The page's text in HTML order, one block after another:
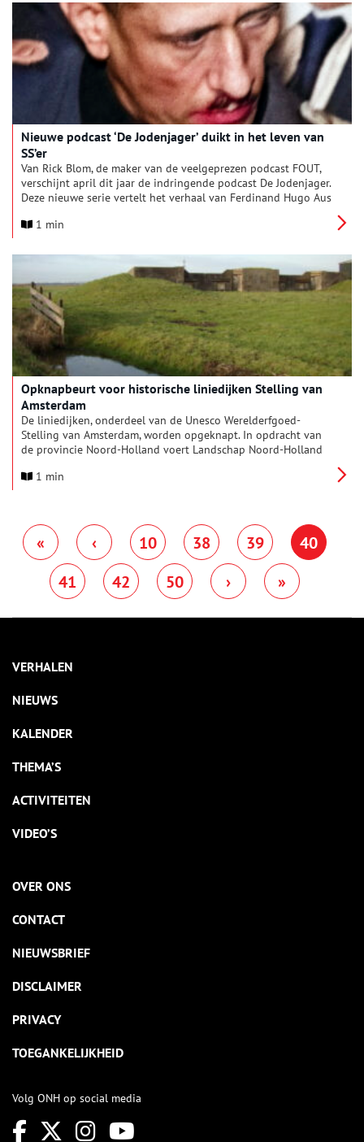
restauratiewerkzaamheden.
Nieuwe podcast ‘De Jodenjager’ duikt in het leven van
SS’er
Van Rick Blom, de maker van de veelgeprezen podcast FOUT,
verschijnt april dit jaar de indringende podcast De Jodenjager.
Deze nieuwe serie vertelt het verhaal van Ferdinand Hugo Aus
dagelijkse leiding had over de deportatie van tienduizenden
1 min
Opknapbeurt voor historische liniedijken Stelling van
Amsterdam
De liniedijken, onderdeel van de Unesco Werelderfgoed-
Stelling van Amsterdam, worden opgeknapt. In opdracht van
de provincie Noord-Holland voert Landschap Noord-Holland
beter zichtbaar en herkenbaar te maken.
1 min
« ‹ 10 38 39
40
41
42 50 › »
VERHALEN
NIEUWS
KALENDER
THEMA’S
ACTIVITEITEN
VIDEO’S
OVER ONS
CONTACT
NIEUWSBRIEF
DISCLAIMER
PRIVACY
TOEGANKELIJKHEID
Volg ONH op social media